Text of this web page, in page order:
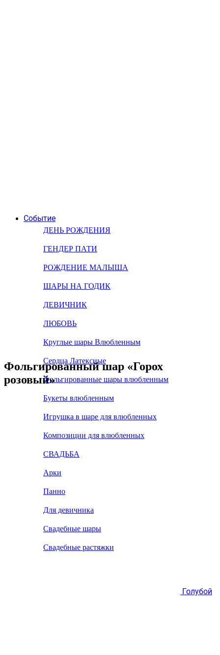
Событие
ДЕНЬ РОЖДЕНИЯ
ГЕНДЕР ПАТИ
РОЖДЕНИЕ МАЛЫША
ШАРЫ НА ГОДИК
ДЕВИЧНИК
ЛЮБОВЬ
Круглые шары Влюбленным
Сердца Латексные
Фольгированные шары влюбленным
Букеты влюбленным
Игрушка в шаре для влюбленных
Композиции для влюбленных
СВАДЬБА
Арки
Панно
Для девичника
Свадебные шары
Свадебные растяжки
Фольгированный шар «Горох
розовый»
Голубой